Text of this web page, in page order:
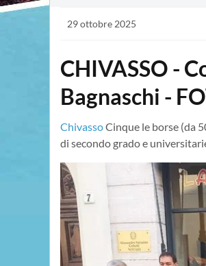
29 ottobre 2025
CHIVASSO -
Bagnaschi -
ChivassoCinque le borse (da
di secondo grado e